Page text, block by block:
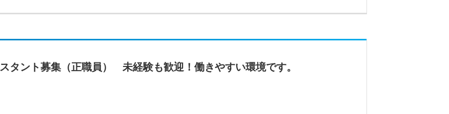
タント募集（正職員） 未経験も歓迎！働きやすい環境です。